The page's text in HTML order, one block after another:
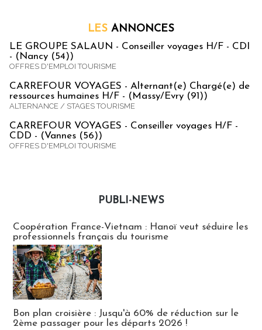
LES ANNONCES
LE GROUPE SALAUN - Conseiller voyages H/F - CDI
- (Nancy (54))
OFFRES D'EMPLOI TOURISME
CARREFOUR VOYAGES - Alternant(e) Chargé(e) de
ressources humaines H/F - (Massy/Evry (91))
ALTERNANCE / STAGES TOURISME
CARREFOUR VOYAGES - Conseiller voyages H/F -
CDD - (Vannes (56))
OFFRES D'EMPLOI TOURISME
PUBLI-NEWS
Coopération France-Vietnam : Hanoï veut séduire les
professionnels français du tourisme
Bon plan croisière : Jusqu'à 60% de réduction sur le
2ème passager pour les départs 2026 !